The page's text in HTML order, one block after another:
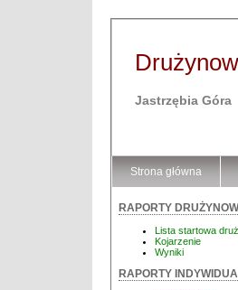
Jastrzębia Góra
Strona główna
RAPORTY
Lista startowa
Kojarzenie
Wyniki
RAPORTY